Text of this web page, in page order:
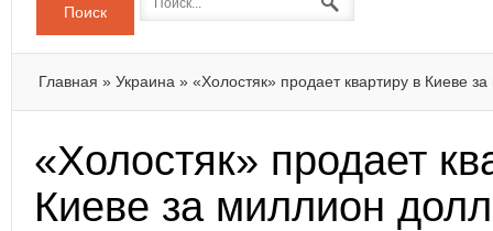
Поиск
Главная » Украина » «Холостяк» продает квартиру в Киеве
«Холостяк» продает
Киеве за миллион